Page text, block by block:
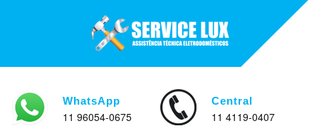
WhatsApp
11 96054-0675
Central
11 4119-0407